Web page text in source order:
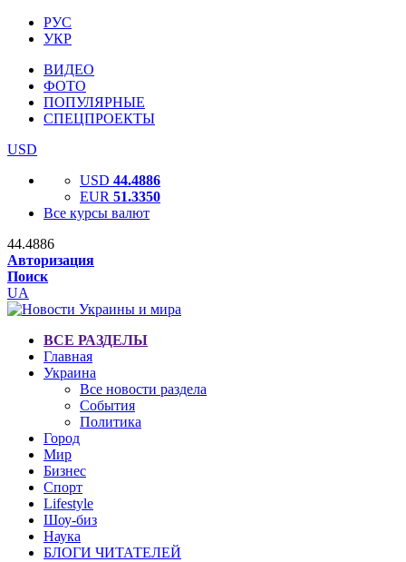
РУС
УКР
ВИДЕО
ФОТО
ПОПУЛЯРНЫЕ
СПЕЦПРОЕКТЫ
USD
USD 44.4886
EUR 51.3350
Все курсы валют
44.4886
Авторизация
Поиск
UA
ВСЕ РАЗДЕЛЫ
Главная
Украина
Все новости раздела
События
Политика
Город
Мир
Бизнес
Спорт
Lifestyle
Шоу-биз
Наука
БЛОГИ ЧИТАТЕЛЕЙ